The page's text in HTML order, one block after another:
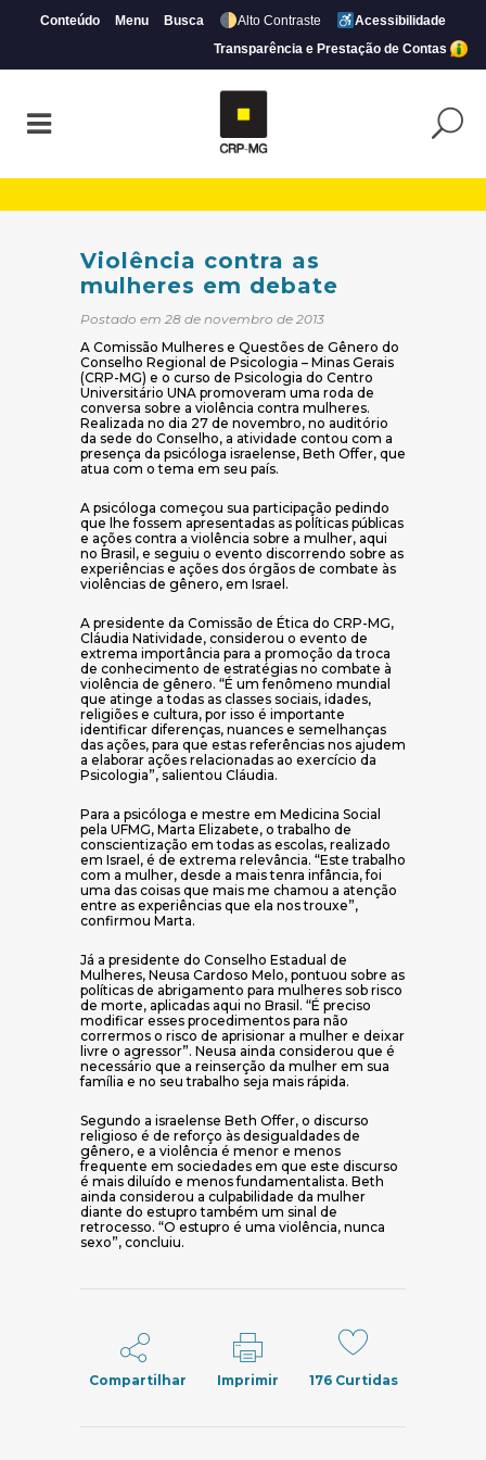
Conteúdo Menu Busca Alto Contraste
Acessibilidade
Transparência e Prestação de Contas
Violência contra as
mulheres em debate
Postado em 28 de novembro de 2013
A Comissão Mulheres e Questões de Gênero do
Conselho Regional de Psicologia – Minas Gerais
(CRP-MG) e o curso de Psicologia do Centro
Universitário UNA promoveram uma roda de
conversa sobre a violência contra mulheres.
Realizada no dia 27 de novembro, no auditório
da sede do Conselho, a atividade contou com a
presença da psicóloga israelense, Beth Offer, que
atua com o tema em seu país.
A psicóloga começou sua participação pedindo
que lhe fossem apresentadas as políticas públicas
e ações contra a violência sobre a mulher, aqui
no Brasil, e seguiu o evento discorrendo sobre as
experiências e ações dos órgãos de combate às
violências de gênero, em Israel.
A presidente da Comissão de Ética do CRP-MG,
Cláudia Natividade, considerou o evento de
extrema importância para a promoção da troca
de conhecimento de estratégias no combate à
violência de gênero. “É um fenômeno mundial
que atinge a todas as classes sociais, idades,
religiões e cultura, por isso é importante
identificar diferenças, nuances e semelhanças
das ações, para que estas referências nos ajudem
a elaborar ações relacionadas ao exercício da
Psicologia”, salientou Cláudia.
Para a psicóloga e mestre em Medicina Social
pela UFMG, Marta Elizabete, o trabalho de
conscientização em todas as escolas, realizado
em Israel, é de extrema relevância. “Este trabalho
com a mulher, desde a mais tenra infância, foi
uma das coisas que mais me chamou a atenção
entre as experiências que ela nos trouxe”,
confirmou Marta.
Já a presidente do Conselho Estadual de
Mulheres, Neusa Cardoso Melo, pontuou sobre as
políticas de abrigamento para mulheres sob risco
de morte, aplicadas aqui no Brasil. “É preciso
modificar esses procedimentos para não
corrermos o risco de aprisionar a mulher e deixar
livre o agressor”. Neusa ainda considerou que é
necessário que a reinserção da mulher em sua
família e no seu trabalho seja mais rápida.
Segundo a israelense Beth Offer, o discurso
religioso é de reforço às desigualdades de
gênero, e a violência é menor e menos
frequente em sociedades em que este discurso
é mais diluído e menos fundamentalista. Beth
ainda considerou a culpabilidade da mulher
diante do estupro também um sinal de
retrocesso. “O estupro é uma violência, nunca
sexo”, concluiu.
Compartilhar Imprimir 176Curtidas